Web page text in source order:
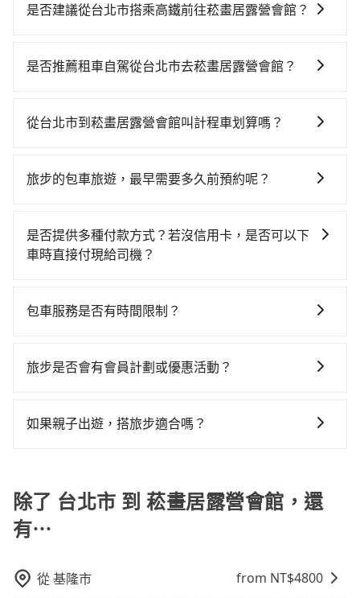
是否建議從台北市搭乘高鐵前往菘畫居露營會館？
貴、費時！從最早06:26一直到23:00，台北-台中一天最
20分鐘。抵達高鐵站後，步行進站、現場購票並於月台
10分鐘出站、等待車站前排班的計程車，搭上小黃後約
鐘，假設4位同行，高鐵加轉乘之平均每人花費為1,200
元。但如果全程使用tripool並到府專車接送，則每人平
會額外浪費18分鐘在轉乘與等車上，現在還不馬上來預
是否推薦租車自駕從台北市去菘畫居露營會館？
時不需要閉目養神（因為要自己開車），最重要的是你
$115~205承租小轎車，每公里再額外加收$3.2，從台北
達目的地後多久原路返回），雖已將eTag和可能的每小
時40元路邊停車費用預估進去，但額外的汽車保險與可
差的車款，如果人數超過四位，更是沒有較大的七人座
凹的車門仍未被修理，每一次租車都好像在開樂透一
車位，對於急著用車或者要載其他乘客的人來說就有不
就顯得非常不便。
從台北市到菘畫居露營會館叫計程車划算嗎？
灣大車隊、Uber、Line Taxi、Yoxi等，如果在路邊攔不
里程跳錶計算，價格約為4,790~5,700元間，但如改預約
tripool可省高達$1,600。關於交通需要特別注意：像菘
車平台或電話叫車，這代表你需要事先預約，並且要做
佳選擇。
旅步的包車旅遊，最早需要多久前預約呢？
提供早鳥優惠，您越早預訂就能享有更優惠的價格。所
以不妨趁早訂購，享受更划算的價格。
是否提供多種付款方式？若沒信用卡，是否可以下
車時直接付現給司機？
(VISA/MasterCard/JCB)、簽帳卡 (金融信用卡) 和
櫃檯繳費，或者利用 ATM 完成匯款。
包車服務是否有時間限制？
程安排。
旅步是否會有會員計劃或優惠活動？
最新資訊。
如果親子出遊，搭旅步適合嗎？
出遊時安全更有保障。
除了 台北市 到 菘畫居露營會館，還
有⋯
從基隆市 from NT$4800